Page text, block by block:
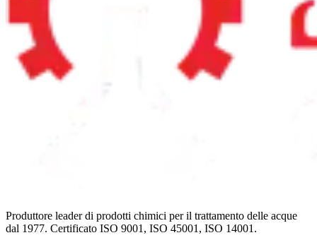
Produttore leader di prodotti chimici per il trattamento delle acque
dal 1977. Certificato ISO 9001, ISO 45001, ISO 14001.